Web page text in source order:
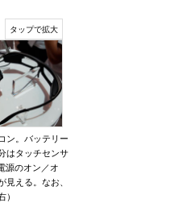
ン。バッテリー
はタッチセンサ
源のオン／オ
える。なお、